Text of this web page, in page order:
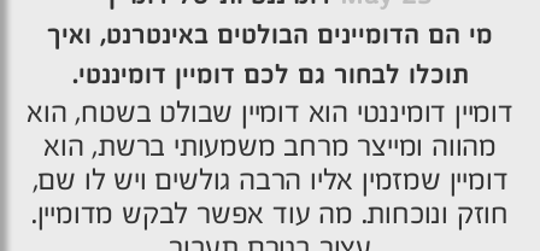
מי הם הדומיינים הבולטים באינטרנט, ואיך
תוכלו לבחור גם לכם דומיין דומיננטי.
דומיין דומיננטי הוא דומיין שבולט בשטח, הוא
מהווה ומייצר מרחב משמעותי ברשת, הוא
דומיין שמזמין אליו הרבה גולשים ויש לו שם,
חוזק ונוכחות. מה עוד אפשר לבקש מדומיין.